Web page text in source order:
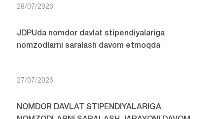
28/07/2026
JDPUda nomdor davlat stipendiyalariga
nomzodlarni saralash davom etmoqda
27/07/2026
NOMDOR DAVLAT STIPENDIYALARIGA